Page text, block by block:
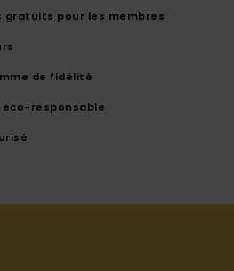
gratuits pour les membres
de fidélité
responsable